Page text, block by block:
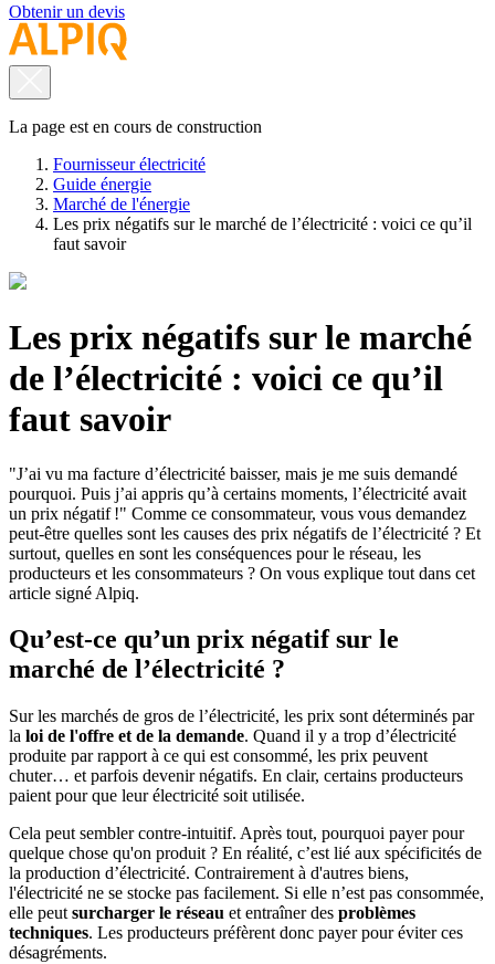
Obtenir un devis
La page est en cours de construction
Fournisseur électricité
Guide énergie
Marché de l'énergie
Les prix négatifs sur le marché de l’électricité : voici ce qu’il
faut savoir
Les prix négatifs sur le marché
de l’électricité : voici ce qu’il
faut savoir
"J’ai vu ma facture d’électricité baisser, mais je me suis demandé
pourquoi. Puis j’ai appris qu’à certains moments, l’électricité avait
un prix négatif !" Comme ce consommateur, vous vous demandez
peut-être quelles sont les causes des prix négatifs de l’électricité ? Et
surtout, quelles en sont les conséquences pour le réseau, les
producteurs et les consommateurs ? On vous explique tout dans cet
article signé Alpiq.
Qu’est-ce qu’un prix négatif sur le
marché de l’électricité ?
Sur les marchés de gros de l’électricité, les prix sont déterminés par
la loi de l'offre et de la demande. Quand il y a trop d’électricité
produite par rapport à ce qui est consommé, les prix peuvent
chuter… et parfois devenir négatifs. En clair, certains producteurs
paient pour que leur électricité soit utilisée.
Cela peut sembler contre-intuitif. Après tout, pourquoi payer pour
quelque chose qu'on produit ? En réalité, c’est lié aux spécificités de
la production d’électricité. Contrairement à d'autres biens,
l'électricité ne se stocke pas facilement. Si elle n’est pas consommée,
elle peut surcharger le réseau et entraîner des problèmes
techniques. Les producteurs préfèrent donc payer pour éviter ces
désagréments.